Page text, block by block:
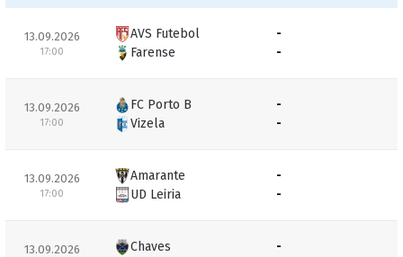
13.09.2026
17:00
AVS Futebol
Farense
-
-
13.09.2026
17:00
FC Porto B
Vizela
-
-
13.09.2026
17:00
Amarante
UD Leiria
-
-
13.09.2026
Chaves
-